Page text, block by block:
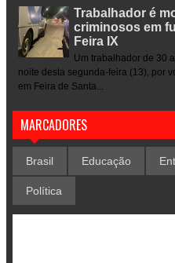
Trabalhador é
criminosos em
Feira IX
Um trabalhador de 30
noite desta segunda-feira (13), por
em Feira de Santa...
MARCADORES
Brasil Educação
Política